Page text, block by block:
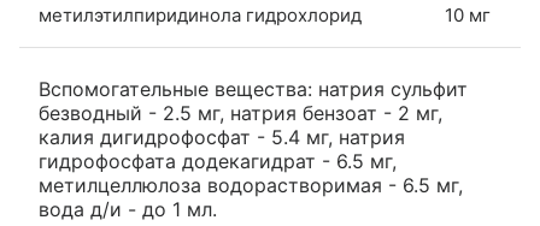
метилэтилпиридинола гидрохлорид 10 мг
Вспомогательные вещества: натрия сульфит
безводный - 2.5 мг, натрия бензоат - 2 мг,
калия дигидрофосфат - 5.4 мг, натрия
гидрофосфата додекагидрат - 6.5 мг,
метилцеллюлоза водорастворимая - 6.5 мг,
вода д/и - до 1 мл.